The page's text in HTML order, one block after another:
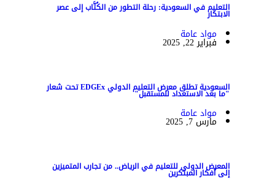
التعليم في السعودية: رحلة التطور من الكُتَّاب إلى عصر
الابتكار
مواد عامة
فبراير 22, 2025
السعودية تطلق معرض التعليم الدولي EDGEx تحت شعار "ما بعد الاستعداد للمستقبل"
مواد عامة
مارس 7, 2025
المعرض الدولي للتعليم في الرياض.. من تجارب المتميزين
إلى أفكار المبتكرين